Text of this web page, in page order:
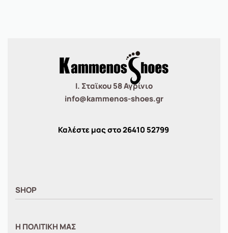
Ι. Σταϊκου 58 Αγρίνιο
info@kammenos-shoes.gr
Καλέστε μας στο26410 52799
SHOP
Η ΠΟΛΙΤΙΚΗ ΜΑΣ